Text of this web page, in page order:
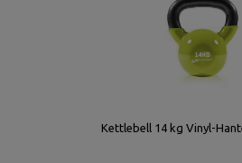
Kettlebell 14 kg Vinyl-